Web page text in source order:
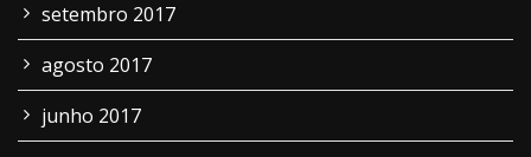
setembro 2017
agosto 2017
junho 2017